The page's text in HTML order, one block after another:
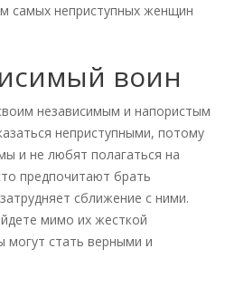
самых неприступных женщин
воин
независимым и напористым
неприступными, потому
и не любят полагаться на
предпочитают брать
сближение с ними.
мимо их жесткой
стать верными и